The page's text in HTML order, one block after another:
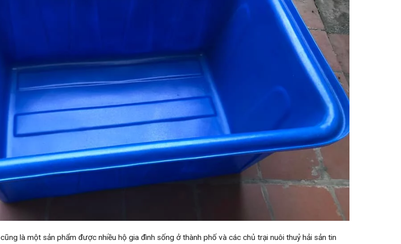
cũng là một sản phẩm được nhiều hộ gia đình sống ở thành phố và các chủ trại nuôi thuỷ hải sản tin